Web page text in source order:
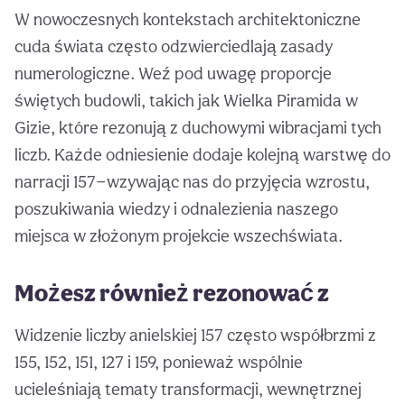
W nowoczesnych kontekstach architektoniczne
cuda świata często odzwierciedlają zasady
numerologiczne. Weź pod uwagę proporcje
świętych budowli, takich jak Wielka Piramida w
Gizie, które rezonują z duchowymi wibracjami tych
liczb. Każde odniesienie dodaje kolejną warstwę do
narracji 157—wzywając nas do przyjęcia wzrostu,
poszukiwania wiedzy i odnalezienia naszego
miejsca w złożonym projekcie wszechświata.
Możesz również rezonować z
Widzenie liczby anielskiej 157 często współbrzmi z
155, 152, 151, 127 i 159, ponieważ wspólnie
ucieleśniają tematy transformacji, wewnętrznej